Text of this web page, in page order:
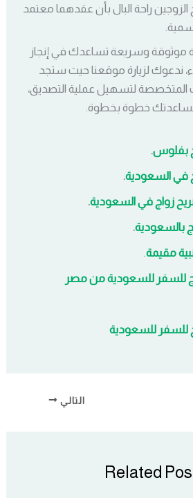
راحة البال بأن عقدهما معتمد
موثوقة وسريعة تساعدك في إنجاز
ندعوك لزيارة موقعنا حيث ستجد
المتخصصة لتسهيل عملية التصديق،
خطوة بخطوة.
بفلوس.
في السعودية.
زواج في السعودية.
بالسعودية.
مقيمة.
للسفر للسعودية من مصر
للسفر للسعودية
التالي
Related